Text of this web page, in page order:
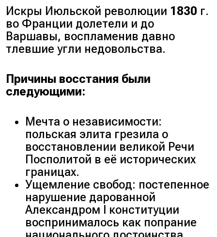
Искры Июльской революции 1830 г.
во Франции долетели и до
Варшавы, воспламенив давно
тлевшие угли недовольства.
Причины восстания были
следующими:
Мечта о независимости:
польская элита грезила о
восстановлении великой Речи
Посполитой в её исторических
границах.
Ущемление свобод: постепенное
нарушение дарованной
Александром I конституции
воспринималось как попрание